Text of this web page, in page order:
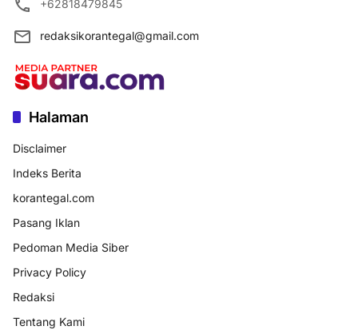
+62818479845
redaksikorantegal@gmail.com
Halaman
Disclaimer
Indeks Berita
korantegal.com
Pasang Iklan
Pedoman Media Siber
Privacy Policy
Redaksi
Tentang Kami